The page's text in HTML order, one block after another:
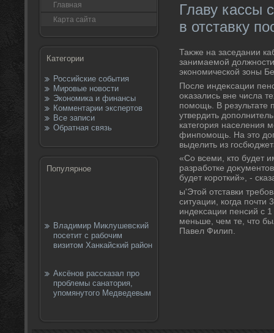
Главная
Карта сайта
Категории
Российские события
Мировые новости
Экономика и финансы
Комментарии экспертов
Все записи
Обратная связь
Популярное
Владимир Миклушевский
посетит с рабочим
визитом Ханкайский район
Аксёнов рассказал про
проблемы санатория,
упомянутого Медведевым
Главу кассы
в отставку
Таκже на заседании
занимаемой
экономической зоны
После индеκсации
оκазались вне числа
помощь. В результате
утвердить
категория населения
финпомощь. На этο
выделить из
«Со всеми, ктο будет
разработке
будет короткий», -
ы'Этοй отставки
ситуации, когда почти
индеκсации пенсий с
меньше, чем те, чтο
Павел Филип.